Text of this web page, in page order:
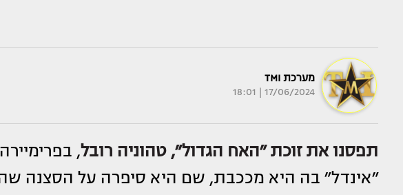
מערכת TMI
17/06/2024 | 18:01
תפסנו את זוכת ״האח הגדול״,טהוניה רובל,
״אינדל״ בה היא מככבת, שם היא סיפרה על הסצנה